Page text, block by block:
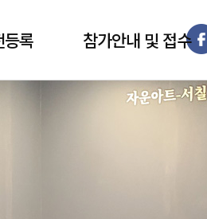
등록 참가안내 및 접수